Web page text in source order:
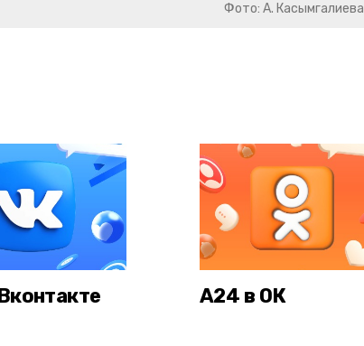
Фото: А. Касымгалиева
А24 в ОК